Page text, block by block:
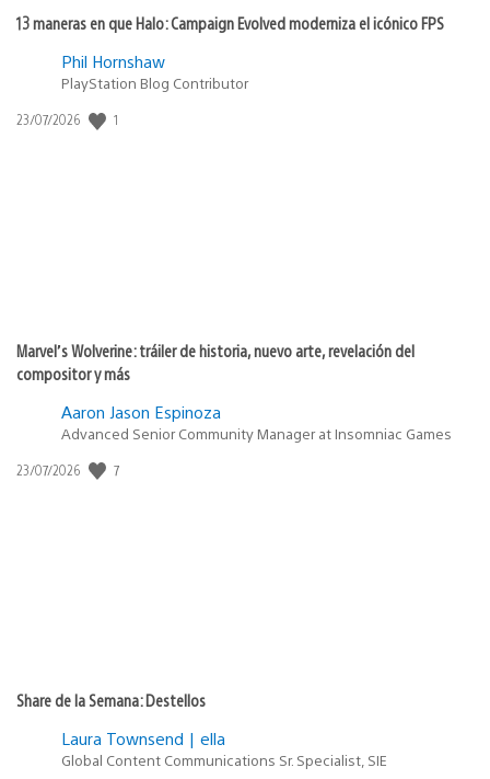
13 maneras en que Halo: Campaign Evolved moderniza el icónico FPS
Phil Hornshaw
PlayStation Blog Contributor
Fecha
23/07/2026 1
Marvel’s Wolverine: tráiler de historia, nuevo arte, revelación del
compositor y más
Aaron Jason Espinoza
Advanced Senior Community Manager at Insomniac Games
Fecha
23/07/2026 7
Share de la Semana: Destellos
Laura Townsend | ella
Global Content Communications Sr. Specialist, SIE